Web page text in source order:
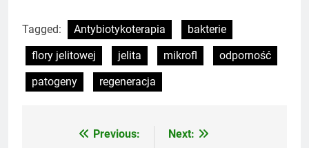
Tagged: Antybiotykoterapia
bakterie
flory jelitowej
jelita mikrofl
odporność
patogeny
regeneracja
NawigacjaPrevious:
Next: